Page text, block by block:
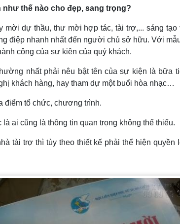
như thế nào cho đẹp, sang trọng?
mời dự thầu, thư mời hợp tác, tài trợ,... sáng
điệp nhanh nhất đến người chủ sở hữu. Với
công của sự kiện của quý khách.
nhất phải nêu bật tên của sự kiện là bữa
khách hàng, hay tham dự một buổi hòa nhạc…
điểm tổ chức, chương trình.
ai cũng là thông tin quan trọng không thể thiếu.
tài trợ thì tùy theo thiết kế phải thể hiện quyền